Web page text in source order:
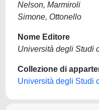
Nelson, Marmiroli
Simone, Ottonello
Nome Editore
Università degli Studi
Collezione di
Università degli Studi